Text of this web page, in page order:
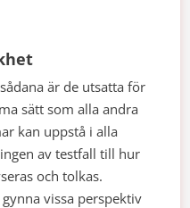
är de utsatta för
sätt som alla andra
kan uppstå i alla
av testfall till hur
och tolkas.
vissa perspektiv